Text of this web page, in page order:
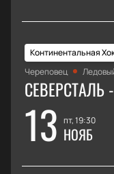
Континентальная
Череповец
СЕВЕРСТАЛЬ
13 пт, 19:30
НОЯБ